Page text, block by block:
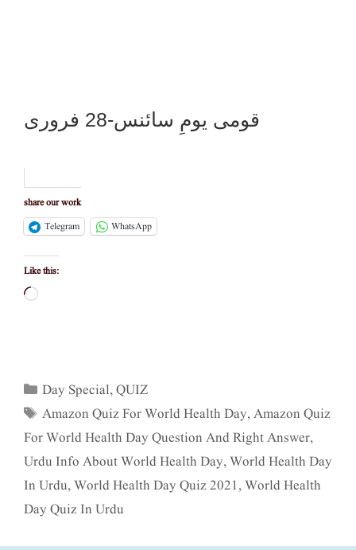
قومی یومِ سائنس-28 فروری
share our work
Telegram
WhatsApp
Like this:
Loading…
Categories
Day Special,QUIZ
Tags
Amazon Quiz For World Health Day,Amazon Quiz
For World Health Day Question And Right Answer,
Urdu Info About World Health Day,World Health Day
In Urdu,World Health Day Quiz 2021,World Health
Day Quiz In Urdu